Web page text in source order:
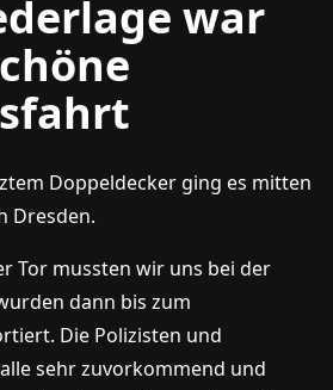
war
Doppeldecker ging es mitten
Dresden.
Tor mussten wir uns bei der
dann bis zum
Die Polizisten und
sehr zuvorkommend und